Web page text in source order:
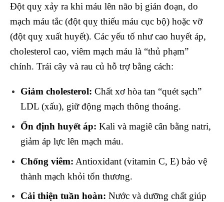
Đột quỵ xảy ra khi máu lên não bị gián đoạn, do
mạch máu tắc (đột quỵ thiếu máu cục bộ) hoặc vỡ
(đột quỵ xuất huyết). Các yếu tố như cao huyết áp,
cholesterol cao, viêm mạch máu là “thủ phạm”
chính. Trái cây và rau củ hỗ trợ bằng cách:
Giảm cholesterol: Chất xơ hòa tan “quét sạch”
LDL (xấu), giữ động mạch thông thoáng.
Ổn định huyết áp: Kali và magiê cân bằng natri,
giảm áp lực lên mạch máu.
Chống viêm: Antioxidant (vitamin C, E) bảo vệ
thành mạch khỏi tổn thương.
Cải thiện tuần hoàn: Nước và dưỡng chất giúp